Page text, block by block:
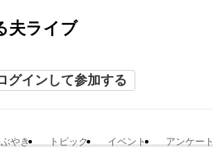
夫ライブ
グインして参加する
やき トピック イベント アンケート